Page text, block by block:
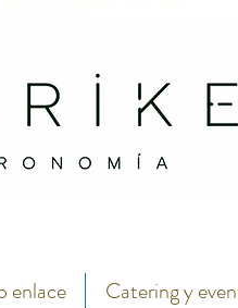
enlace Catering y